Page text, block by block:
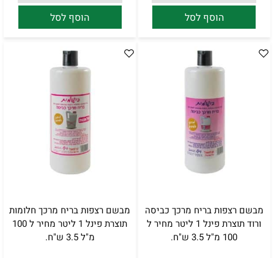
הוסף לסל הוסף לסל
מבשם רצפות בריח מרכך כביסה
ורוד תוצרת פינל 1 ליטר מחיר ל
100 מ"ל 3.5 ש"ח.
מבשם רצפות בריח מרכך חלומות
תוצרת פינל 1 ליטר מחיר ל 100
מ"ל 3.5 ש"ח.